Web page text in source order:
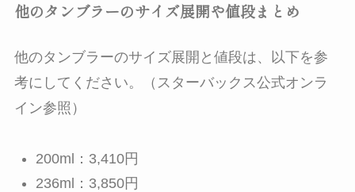
他のタンブラーのサイズ展開や値段まとめ
他のタンブラーのサイズ展開と値段は、以下を参
考にしてください。（スターバックス公式オンラ
イン参照）
200ml：3,410円
236ml：3,850円